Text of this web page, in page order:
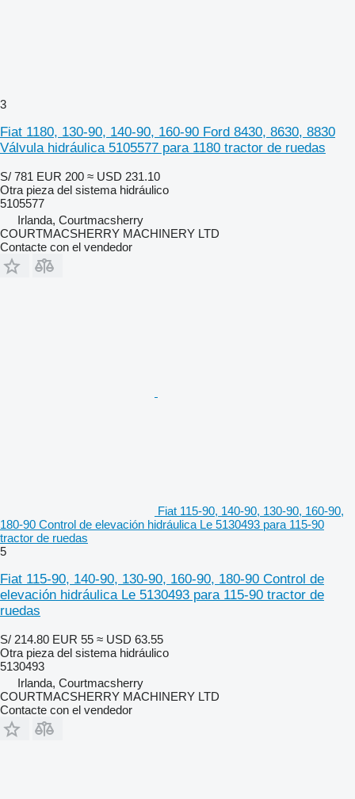
3
Fiat 1180, 130-90, 140-90, 160-90 Ford 8430, 8630, 8830
Válvula hidráulica 5105577 para 1180 tractor de ruedas
S/ 781 EUR 200 ≈ USD 231.10
Otra pieza del sistema hidráulico
5105577
Irlanda, Courtmacsherry
COURTMACSHERRY MACHINERY LTD
Contacte con el vendedor
Fiat 115-90, 140-90, 130-90, 160-90,
180-90 Control de elevación hidráulica Le 5130493 para 115-90
tractor de ruedas
5
Fiat 115-90, 140-90, 130-90, 160-90, 180-90 Control de
elevación hidráulica Le 5130493 para 115-90 tractor de
ruedas
S/ 214.80 EUR 55 ≈ USD 63.55
Otra pieza del sistema hidráulico
5130493
Irlanda, Courtmacsherry
COURTMACSHERRY MACHINERY LTD
Contacte con el vendedor